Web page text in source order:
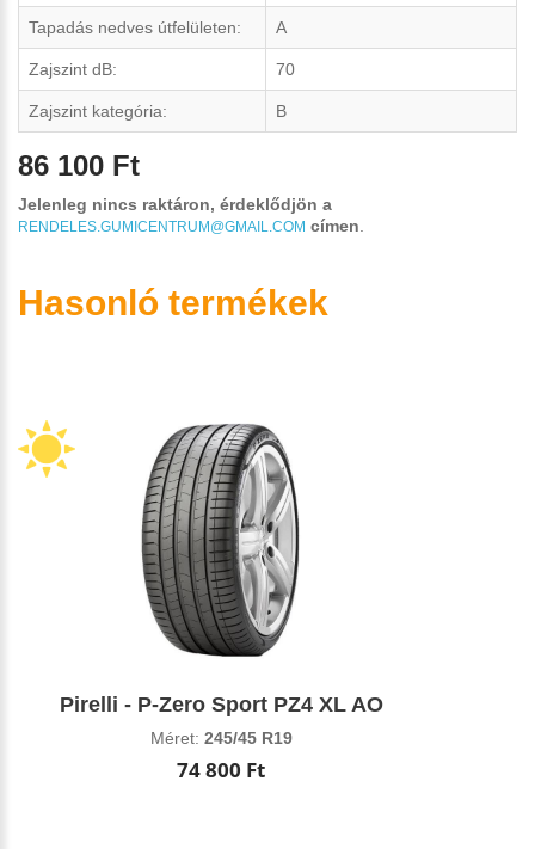
Tapadás nedves útfelületen: A
Zajszint dB: 70
Zajszint kategória: B
86 100 Ft
Jelenleg nincs raktáron, érdeklődjön a
RENDELES.GUMICENTRUM@GMAIL.COM címen
Hasonló termékek
Pirelli - P-Zero Sport PZ4 XL AO
Méret: 245/45 R19
74 800 Ft